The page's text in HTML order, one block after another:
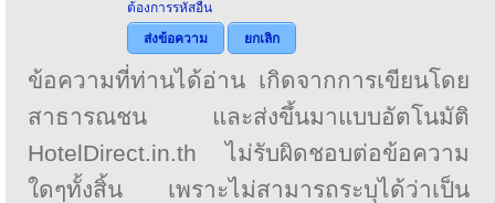
ต้องการรหัสอื่น
ส่งข้อความ
ยกเลิก
ข้อความที่ท่านได้อ่าน เกิดจากการเขียนโดย
สาธารณชน และส่งขึ้นมาแบบอัตโนมัติ
HotelDirect.in.th ไม่รับผิดชอบต่อข้อความ
ใดๆทั้งสิ้น เพราะไม่สามารถระบุได้ว่าเป็น